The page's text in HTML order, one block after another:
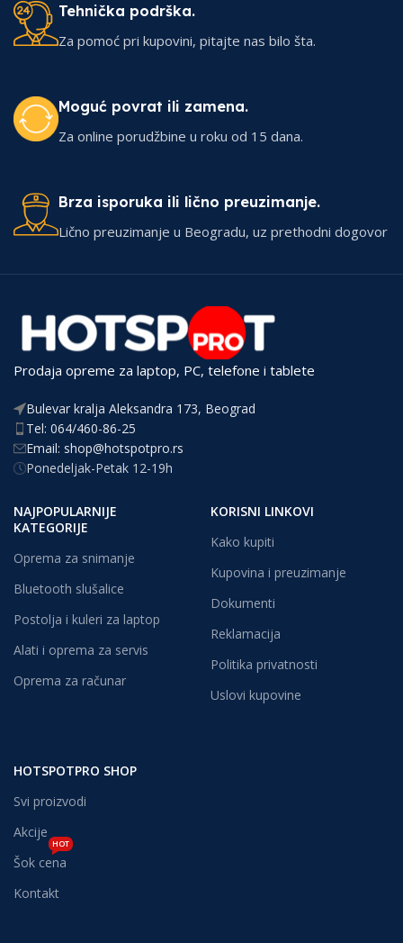
Tehnička podrška.
Za pomoć pri kupovini, pitajte nas bilo šta.
Moguć povrat ili zamena.
Za online porudžbine u roku od 15 dana.
Brza isporuka ili lično preuzimanje.
Lično preuzimanje u Beogradu, uz prethodni dogovor
Prodaja opreme za laptop, PC, telefone i tablete
Bulevar kralja Aleksandra 173, Beograd
Tel: 064/460-86-25
Email: shop@hotspotpro.rs
Ponedeljak-Petak 12-19h
NAJPOPULARNIJE
KATEGORIJE
Oprema za snimanje
Bluetooth slušalice
Postolja i kuleri za laptop
Alati i oprema za servis
Oprema za računar
KORISNI LINKOVI
Kako kupiti
Kupovina i preuzimanje
Dokumenti
Reklamacija
Politika privatnosti
Uslovi kupovine
HOTSPOTPRO SHOP
Svi proizvodi
Akcije
Šok cena
HOT
Kontakt